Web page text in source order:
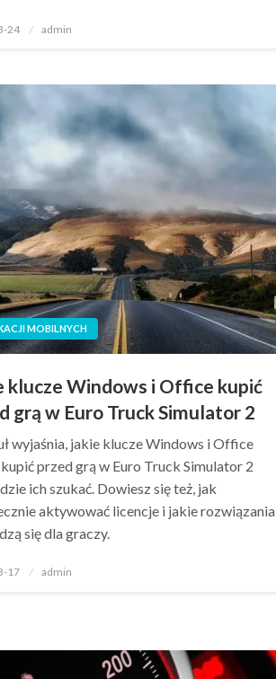
24 admin
MOBILNYCH
klucze Windows i Office kupić
grą w Euro Truck Simulator 2
wyjaśnia, jakie klucze Windows i Office
przed grą w Euro Truck Simulator 2
ich szukać. Dowiesz się też, jak
aktywować licencje i jakie rozwiązania
się dla graczy.
17 admin